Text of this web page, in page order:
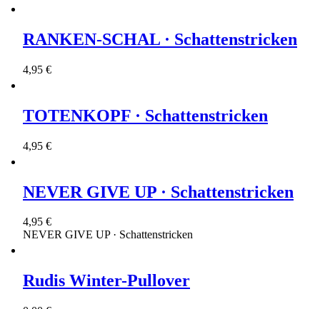
RANKEN-SCHAL · Schattenstricken
4,95 €
TOTENKOPF · Schattenstricken
4,95 €
NEVER GIVE UP · Schattenstricken
4,95 €
NEVER GIVE UP · Schattenstricken
Rudis Winter-Pullover